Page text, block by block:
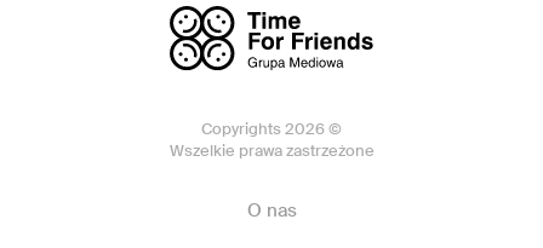
Copyrights 2026 ©
Wszelkie prawa zastrzeżone
O nas